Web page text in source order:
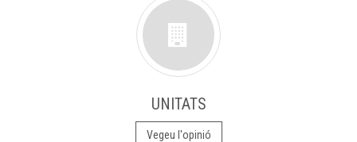
UNITATS
Vegeu l'opinió